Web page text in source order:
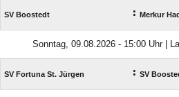
SV Boostedt : Merkur
Sonntag, 09.08.2026 - 15:00 Uhr |
SV Fortuna St. Jürgen : SV